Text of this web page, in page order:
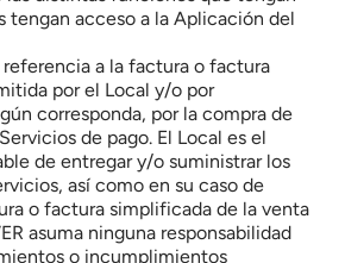
tengan acceso a la Aplicación del
referencia a la factura o factura
por el Local y/o por
corresponda, por la compra de
de pago. El Local es el
de entregar y/o suministrar los
así como en su caso de
o factura simplificada de la venta
asuma ninguna responsabilidad
o incumplimientos